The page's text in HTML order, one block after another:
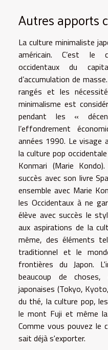
Autres apports
La culture minimaliste
américain. C’est le
occidentaux du
d’accumulation de
rangés et les
minimalisme est
pendant les «
l’effondrement
années 1990. Le visage
la culture pop
Konmari (Marie
succès avec son livre
ensemble avec Marie
les Occidentaux à ne
élève avec succès le
aux aspirations de la
même, des éléments
traditionnel et le
frontières du Japon.
beaucoup de
japonaises (Tokyo,
du thé, la culture pop,
le mont Fuji et même la
Comme vous pouvez le
sait déjà s'exporter.